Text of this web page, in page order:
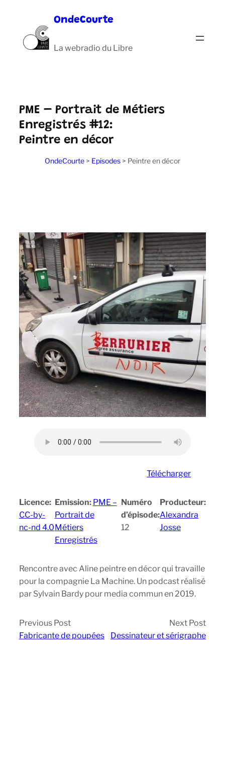
contenu
OndeCourte
La webradio du Libre
PME – Portrait de Métiers
Enregistrés #12:
Peintre en décor
OndeCourte > Episodes > Peintre en décor
Télécharger
Licence:
CC-by-
nc-nd 4.0
Emission: PME –
Portrait de
Métiers
Enregistrés
Numéro
d’épisode:
12
Producteur:
Alexandra
Josse
Rencontre avec Aline peintre en décor qui travaille
pour la compagnie La Machine. Un podcast réalisé
par Sylvain Bardy pour media commun en 2019.
Previous Post
Fabricante de poupées
Next Post
Dessinateur et sérigraphe